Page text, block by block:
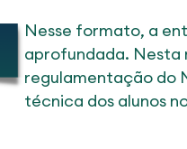
Nesse formato, a
aprofundada. Nesta
regulamentação do
técnica dos alunos